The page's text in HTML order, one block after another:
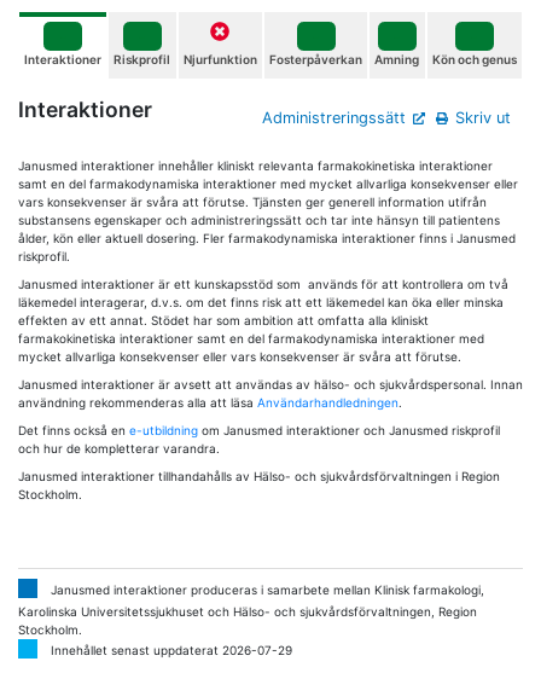
Interaktioner Riskprofil Njurfunktion Fosterpåverkan Amning Kön och genus
Interaktioner Administreringssätt Skriv ut
Janusmed interaktioner innehåller kliniskt relevanta farmakokinetiska interaktioner
samt en del farmakodynamiska interaktioner med mycket allvarliga konsekvenser eller
vars konsekvenser är svåra att förutse. Tjänsten ger generell information utifrån
substansens egenskaper och administreringssätt och tar inte hänsyn till patientens
ålder, kön eller aktuell dosering. Fler farmakodynamiska interaktioner finns i Janusmed
riskprofil.
Janusmed interaktioner är ett kunskapsstöd som används för att kontrollera om två
läkemedel interagerar, d.v.s. om det finns risk att ett läkemedel kan öka eller minska
effekten av ett annat. Stödet har som ambition att omfatta alla kliniskt
farmakokinetiska interaktioner samt en del farmakodynamiska interaktioner med
mycket allvarliga konsekvenser eller vars konsekvenser är svåra att förutse.
Janusmed interaktioner är avsett att användas av hälso- och sjukvårdspersonal. Innan
användning rekommenderas alla att läsa Användarhandledningen.
Det finns också en e-utbildning om Janusmed interaktioner och Janusmed riskprofil
och hur de kompletterar varandra.
Janusmed interaktioner tillhandahålls av Hälso- och sjukvårdsförvaltningen i Region
Stockholm.
Janusmed interaktioner produceras i samarbete mellan Klinisk farmakologi,
Karolinska Universitetssjukhuset och Hälso- och sjukvårdsförvaltningen, Region
Stockholm.
Innehållet senast uppdaterat 2026-07-29